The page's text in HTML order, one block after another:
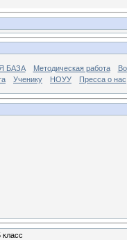
БАЗА Методическая работа
Ученику НОУУ Пресса о нас
класс